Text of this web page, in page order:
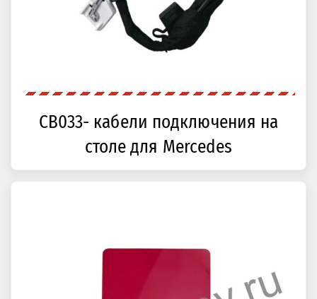
CB033- кабели подключения на
столе для Mercedes